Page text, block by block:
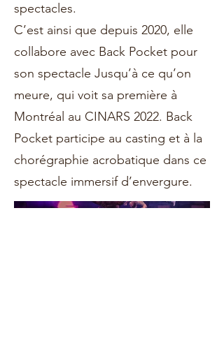
spectacles.
C’est ainsi que depuis 2020, elle
collabore avec Back Pocket pour
son spectacle Jusqu’à ce qu’on
meure, qui voit sa première à
Montréal au CINARS 2022. Back
Pocket participe au casting et à la
chorégraphie acrobatique dans ce
spectacle immersif d’envergure.